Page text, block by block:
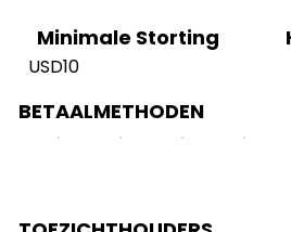
Minimale Storting
USD10
BETAALMETHODEN